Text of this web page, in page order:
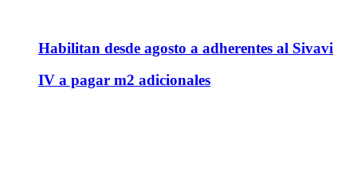
Habilitan desde agosto a adherentes al Sivavi
IV a pagar m2 adicionales